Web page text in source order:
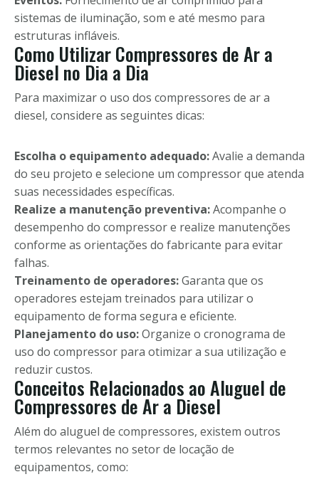
sistemas de iluminação, som e até mesmo para
estruturas infláveis.
Como Utilizar Compressores de Ar a
Diesel no Dia a Dia
Para maximizar o uso dos compressores de ar a
diesel, considere as seguintes dicas:
Escolha o equipamento adequado:Avalie a demanda
do seu projeto e selecione um compressor que atenda
suas necessidades específicas.
Realize a manutenção preventiva:Acompanhe o
desempenho do compressor e realize manutenções
conforme as orientações do fabricante para evitar
falhas.
Treinamento de operadores:Garanta que os
operadores estejam treinados para utilizar o
equipamento de forma segura e eficiente.
Planejamento do uso:Organize o cronograma de
uso do compressor para otimizar a sua utilização e
reduzir custos.
Conceitos Relacionados ao Aluguel de
Compressores de Ar a Diesel
Além do aluguel de compressores, existem outros
termos relevantes no setor de locação de
equipamentos, como: